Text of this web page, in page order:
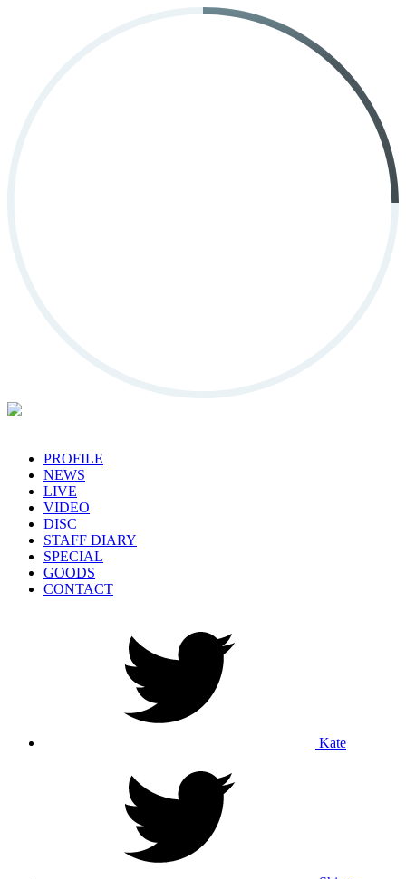
PROFILE
NEWS
LIVE
VIDEO
DISC
STAFF DIARY
SPECIAL
GOODS
CONTACT
Kate